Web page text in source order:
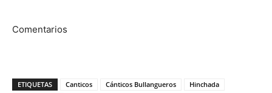
Comentarios
ETIQUETAS Canticos Cánticos Bullangueros
Hinchada